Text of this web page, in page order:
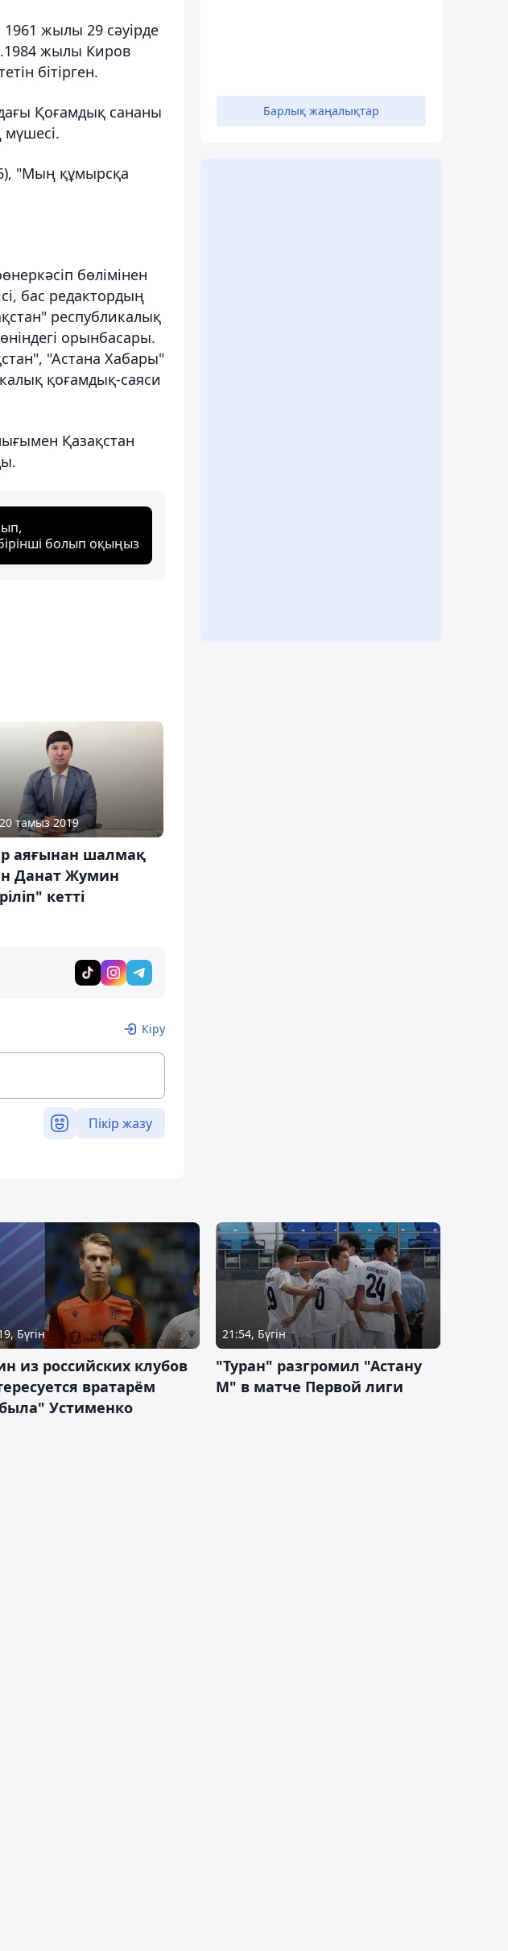
жылы 29 сәуірде
жылы Киров
бітірген.
Қоғамдық сананы
мүшесі.
"Мың құмырсқа
бөлімінен
бас редактордың
республикалық
орынбасары.
"Астана Хабары"
қоғамдық-саяси
Қазақстан
болып оқыңыз
тамыз 2019
аяғынан шалмақ
Данат Жумин
кетті
Кіру
Пікір жазу
Барлық жаңалықтар
Бүгін
из российских клубов
вратарём
Устименко
21:54, Бүгін
"Туран" разгромил "Астану
М" в матче Первой лиги